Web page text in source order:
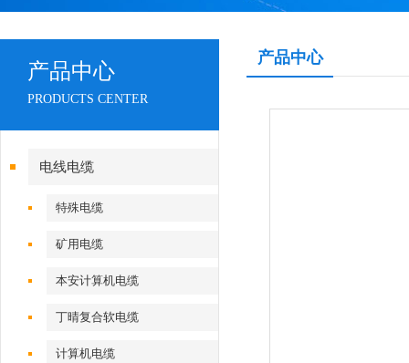
产品中心
PRODUCTS CENTER
电线电缆
特殊电缆
矿用电缆
本安计算机电缆
丁晴复合软电缆
计算机电缆
产品中心